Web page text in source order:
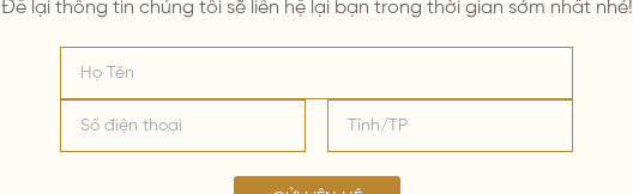
Để lại thông tin chúng tôi sẽ liên hệ lại bạn trong thời gian sớm nhất nhé!